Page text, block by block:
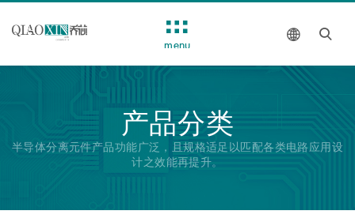
产品分类
半导体分离元件产品功能广泛，且规格适足以匹配各类电路应用设
计之效能再提升。